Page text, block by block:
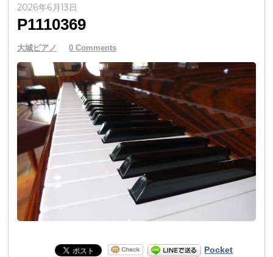
2026年6月13日
P1110369
大城ピアノ 0 Comments
Pocket